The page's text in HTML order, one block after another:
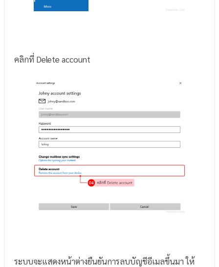
คลิกที่ Delete account
ระบบจะแสดงหน้าต่างยืนยันการลบบัญชีอีเมลขึ้นมา ให้